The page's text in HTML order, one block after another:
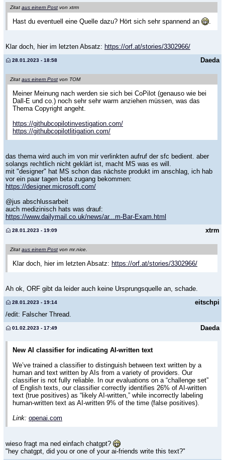
Zitat aus einem Post von xtrm
Hast du eventuell eine Quelle dazu? Hört sich sehr spannend an .
Klar doch, hier im letzten Absatz: https://orf.at/stories/3302966/
Daeda
28.01.2023 - 18:58
Zitat aus einem Post von TOM
Meiner Meinung nach werden sie sich bei CoPilot (genauso wie bei
Dall-E und co.) noch sehr sehr warm anziehen müssen, was das
Thema Copyright angeht.
https://githubcopilotinvestigation.com/
https://githubcopilotlitigation.com/
das thema wird auch im von mir verlinkten aufruf der sfc bedient. aber
solangs rechtlich nicht geklärt ist, macht MS was es will.
mit "designer" hat MS schon das nächste produkt im anschlag, ich hab
vor ein paar tagen beta zugang bekommen:
https://designer.microsoft.com/
@jus abschlussarbeit
auch medizinisch hats was drauf:
https://www.dailymail.co.uk/news/ar...m-Bar-Exam.html
xtrm
28.01.2023 - 19:09
Zitat aus einem Post von mr.nice.
Klar doch, hier im letzten Absatz: https://orf.at/stories/3302966/
Ah ok, ORF gibt da leider auch keine Ursprungsquelle an, schade.
eitschpi
28.01.2023 - 19:14
/edit: Falscher Thread.
Daeda
01.02.2023 - 17:49
New AI classifier for indicating AI-written text
We’ve trained a classifier to distinguish between text written by a
human and text written by AIs from a variety of providers. Our
classifier is not fully reliable. In our evaluations on a “challenge set”
of English texts, our classifier correctly identifies 26% of AI-written
text (true positives) as “likely AI-written,” while incorrectly labeling
human-written text as AI-written 9% of the time (false positives).
Link: openai.com
wieso fragt ma ned einfach chatgpt?
"hey chatgpt, did you or one of your ai-friends write this text?"